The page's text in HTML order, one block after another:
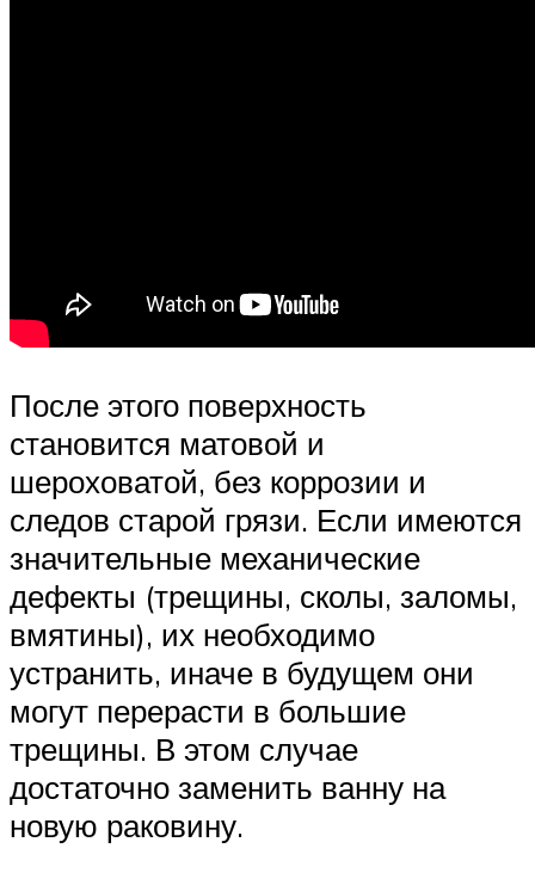
После этого поверхность
становится матовой и
шероховатой, без коррозии и
следов старой грязи. Если имеются
значительные механические
дефекты (трещины, сколы, заломы,
вмятины), их необходимо
устранить, иначе в будущем они
могут перерасти в большие
трещины. В этом случае
достаточно заменить ванну на
новую раковину.